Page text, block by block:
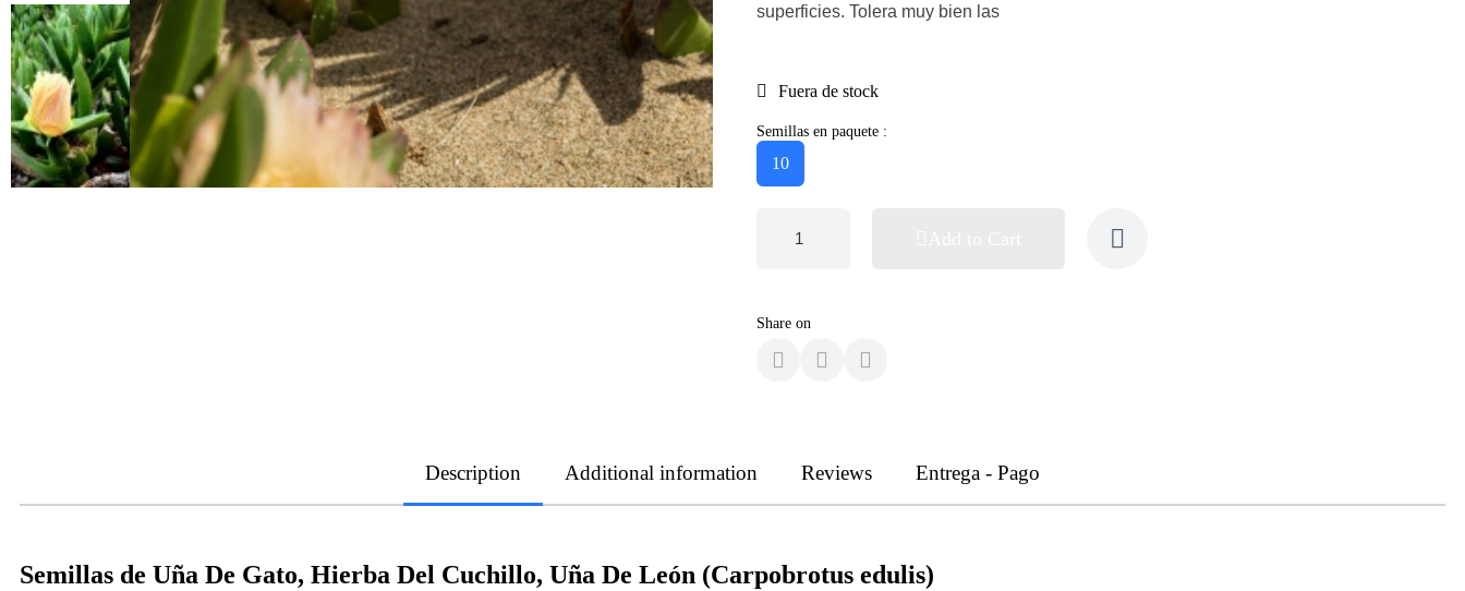
superficies. Tolera muy bien las
Fuera de stock
Semillas en paquete :
10
Share on
Description Additional information Reviews Entrega - Pago
Semillas de Uña De Gato, Hierba Del Cuchillo, Uña De León (Carpobrotus edulis)